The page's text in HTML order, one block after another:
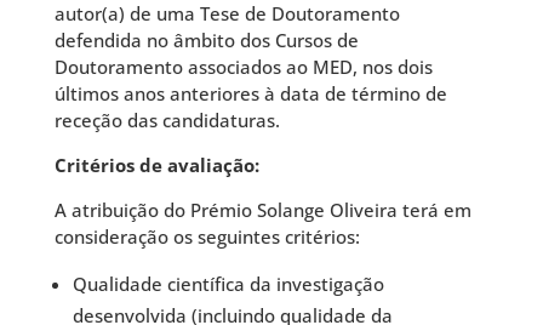
autor(a) de uma Tese de Doutoramento
defendida no âmbito dos Cursos de
Doutoramento associados ao MED, nos dois
últimos anos anteriores à data de término de
receção das candidaturas.
Critérios de avaliação:
A atribuição do Prémio Solange Oliveira terá em
consideração os seguintes critérios:
Qualidade científica da investigação
desenvolvida (incluindo qualidade da